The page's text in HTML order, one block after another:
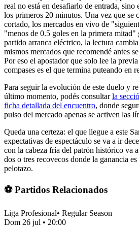
real no está en desafiarlo de entrada,
los primeros 20 minutos. Una vez que se
cortado, los mercados en vivo de
"menos de 0.5 goles en la primera mitad"
partido arranca eléctrico, la lectura
mismos mercados que recomendé antes
Por eso el apostador que solo lee la
compases es el que termina puteando en
Para seguir la evolución de este duelo y
último momento, podés consultarla
ficha detallada del encuentro, donde
pulso del mercado apenas se activen las
Queda una certeza: el que llegue a este
expectativas de espectáculo se va a ir
con la cabeza fría del patrón histórico va
dos o tres recovecos donde la ganancia
pelotazo.
⚽ Partidos Relacionados
Liga Profesional• Regular Season
Dom 26 jul • 20:00